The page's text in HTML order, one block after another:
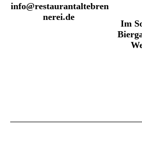
info@restaurantaltebren
nerei.de
Im